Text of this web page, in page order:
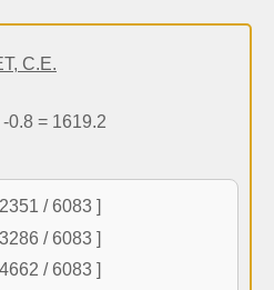
C.E.
0.8 = 1619.2
/ 6083 ]
/ 6083 ]
/ 6083 ]